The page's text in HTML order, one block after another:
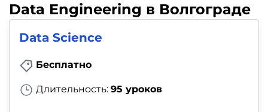
Data Engineering в Волгограде
Data Science
Бесплатно
Длительность: 95 уроков